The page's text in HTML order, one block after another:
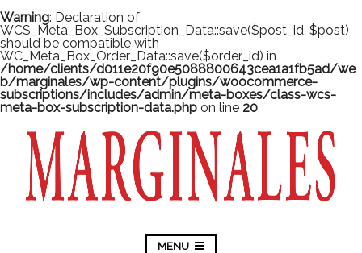
Warning: Declaration of
WCS_Meta_Box_Subscription_Data::save($post_id, $post)
should be compatible with
WC_Meta_Box_Order_Data::save($order_id) in
/home/clients/d011e20f90e5088800643cea1a1fb5ad/we
b/marginales/wp-content/plugins/woocommerce-
subscriptions/includes/admin/meta-boxes/class-wcs-
meta-box-subscription-data.php on line 20
MENU